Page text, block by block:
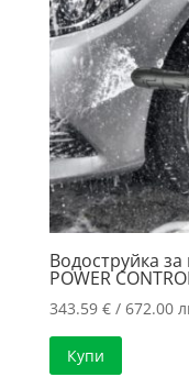
Водоструйка
POWER
343.59 €/ 672.00
Купи